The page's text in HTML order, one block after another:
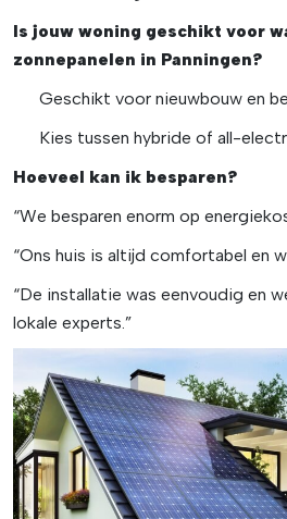
Is jouw woning geschikt voor
zonnepanelen in Panningen?
Geschikt voor nieuwbouw en
Kies tussen hybride of all-
Hoeveel kan ik besparen?
“We besparen enorm op
“Ons huis is altijd comfortabel en
“De installatie was eenvoudig en
lokale experts.”